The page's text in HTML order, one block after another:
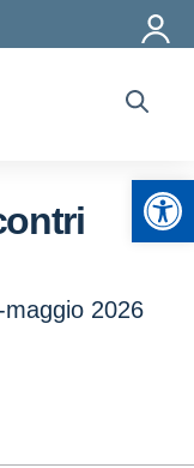
2026